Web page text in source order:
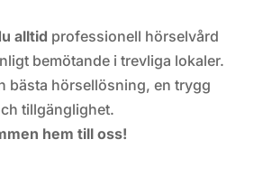
alltid professionell hörselvård
bemötande i trevliga lokaler.
bästa hörsellösning, en trygg
tillgänglighet.
hem till oss!